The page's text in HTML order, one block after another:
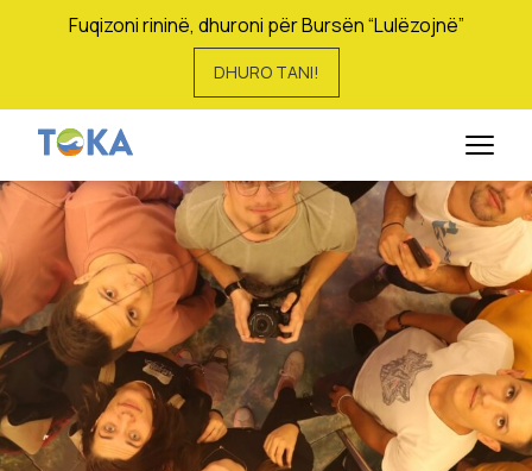
Fuqizoni rininë, dhuroni për Bursën “Lulëzojnë”
DHURO TANI!